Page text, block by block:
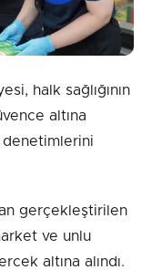
halk sağlığının
altına
denetimlerini
gerçekleştirilen
ve unlu
altına alındı.